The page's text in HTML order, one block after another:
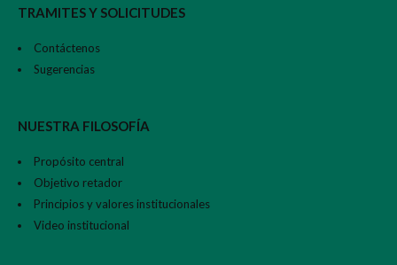
TRAMITES Y SOLICITUDES
Contáctenos
Sugerencias
NUESTRA FILOSOFÍA
Propósito central
Objetivo retador
Principios y valores institucionales
Video institucional